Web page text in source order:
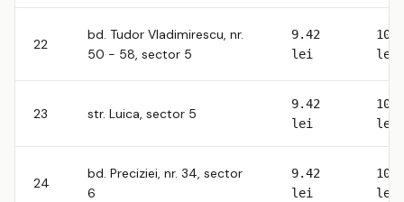
22
bd. Tudor Vladimirescu, nr.
50 - 58, sector 5
9.42
lei
lei
23 str. Luica, sector 5
9.42
lei
lei
24
bd. Preciziei, nr. 34, sector
6
9.42
lei
lei